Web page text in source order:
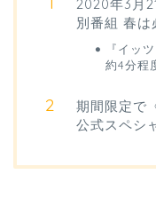
2020年3月
別番組 春は
『イッ
約4分程
期間限定で
公式スペシ